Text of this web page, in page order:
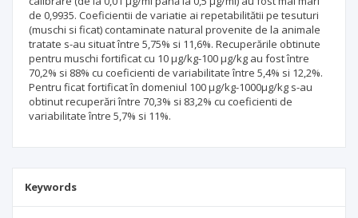
de 0,9935. Coeficientii de variatie ai repetabilitătii pe tesuturi
(muschi si ficat) contaminate natural provenite de la animale
tratate s-au situat între 5,75% si 11,6%. Recuperările obtinute
pentru muschi fortificat cu 10 μg/kg-100 μg/kg au fost între
70,2% si 88% cu coeficienti de variabilitate între 5,4% si 12,2%.
Pentru ficat fortificat în domeniul 100 μg/kg-1000μg/kg s-au
obtinut recuperări între 70,3% si 83,2% cu coeficienti de
variabilitate între 5,7% si 11%.
Keywords